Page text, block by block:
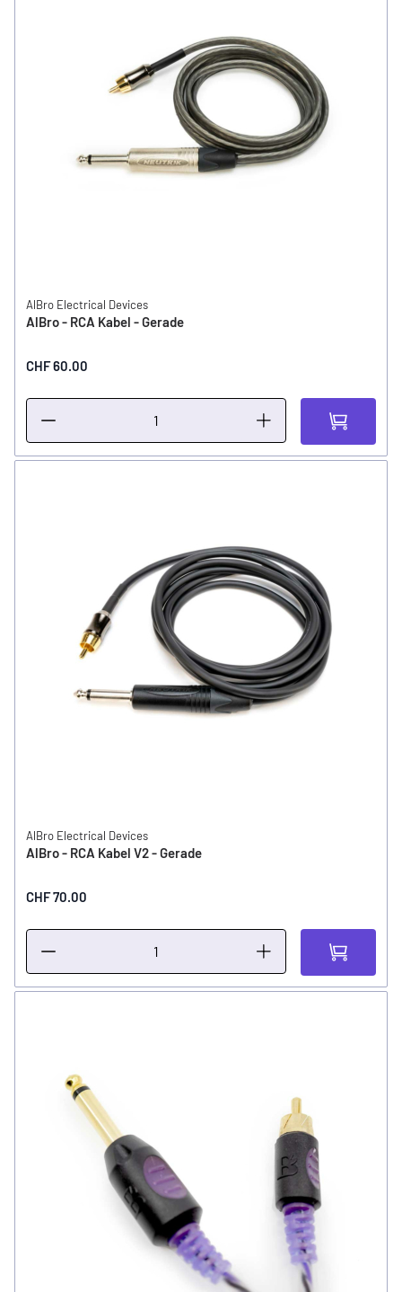
AlBro Electrical Devices
AlBro - RCA Kabel - Gerade
CHF 60.00
AlBro Electrical Devices
AlBro - RCA Kabel V2 - Gerade
CHF 70.00